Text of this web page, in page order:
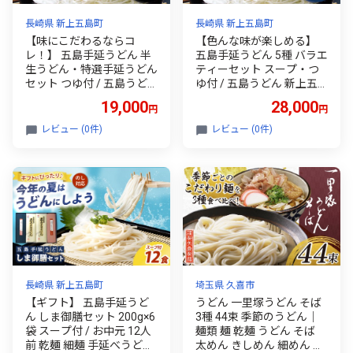
長崎県 新上五島町
【味にこだわるならコ
レ！】 五島手延うどん 半
生うどん・特選手延うどん
セット つゆ付 / 五島うど
19,000円
レビュー (0件)
長崎県 新上五島町
【色んな味が楽しめる】
五島手延うどん 5種 バラエ
ティーセット スープ・つ
ゆ付 / 五島うどん 新上五
28,000円
レビュー (0件)
長崎県 新上五島町
【ギフト】 五島手延うど
ん しま御膳セット 200g×6
袋 スープ付 / お中元 12人
前 乾麺 細麺 手延べうどん
埼玉県 久喜市
うどん 一里塚うどん そば
3種 44束 季節のうどん｜
麺類 麺 乾麺 うどん そば
太めん きしめん 細めん 冷